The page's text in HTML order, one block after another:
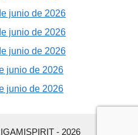
junio de 2026
junio de 2026
junio de 2026
junio de 2026
junio de 2026
- 2026